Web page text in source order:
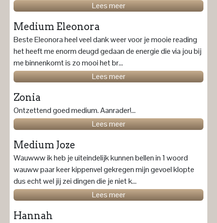
Lees meer
Medium Eleonora
Beste Eleonora heel veel dank weer voor je mooie reading
het heeft me enorm deugd gedaan de energie die via jou bij
me binnenkomt is zo mooi het br...
Lees meer
Zonia
Ontzettend goed medium. Aanrader!...
Lees meer
Medium Joze
Wauwww ik heb je uiteindelijk kunnen bellen in 1 woord
wauww paar keer kippenvel gekregen mijn gevoel klopte
dus echt wel jij zei dingen die je niet k...
Lees meer
Hannah